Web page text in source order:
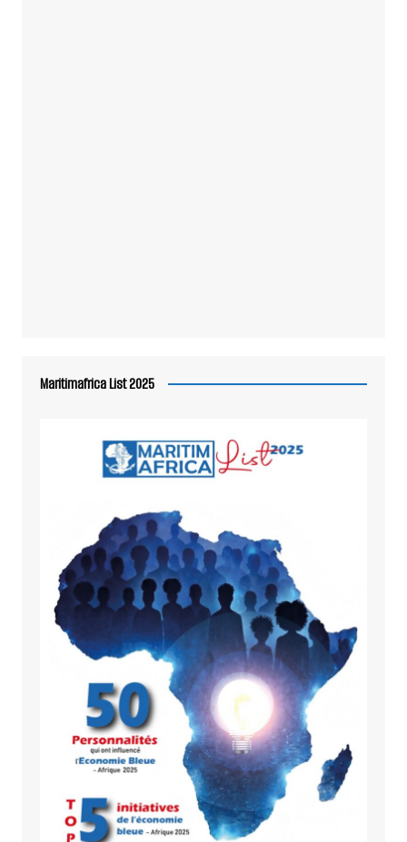
Maritimafrica List 2025